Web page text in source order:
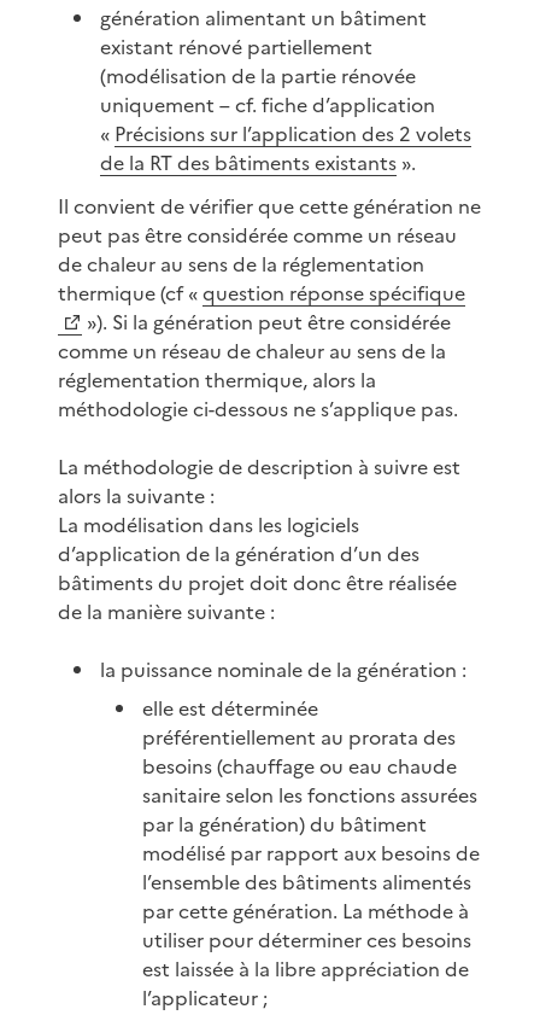
génération alimentant un bâtiment
existant rénové partiellement
(modélisation de la partie rénovée
uniquement – cf. fiche d’application
« Précisions sur l’application des 2 volets
de la RT des bâtiments existants ».
Il convient de vérifier que cette génération ne
peut pas être considérée comme un réseau
de chaleur au sens de la réglementation
thermique (cf «question réponse spécifique
»). Si la génération peut être considérée
comme un réseau de chaleur au sens de la
réglementation thermique, alors la
méthodologie ci-dessous ne s’applique pas.
La méthodologie de description à suivre est
alors la suivante :
La modélisation dans les logiciels
d’application de la génération d’un des
bâtiments du projet doit donc être réalisée
de la manière suivante :
la puissance nominale de la génération :
elle est déterminée
préférentiellement au prorata des
besoins (chauffage ou eau chaude
sanitaire selon les fonctions assurées
par la génération) du bâtiment
modélisé par rapport aux besoins de
l’ensemble des bâtiments alimentés
par cette génération. La méthode à
utiliser pour déterminer ces besoins
est laissée à la libre appréciation de
l’applicateur ;